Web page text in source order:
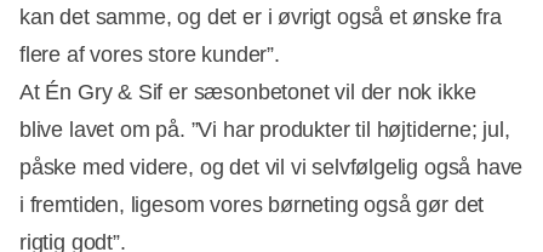
kan det samme, og det er i øvrigt også et ønske fra
flere af vores store kunder”.
At Én Gry & Sif er sæsonbetonet vil der nok ikke
blive lavet om på. ”Vi har produkter til højtiderne; jul,
påske med videre, og det vil vi selvfølgelig også have
i fremtiden, ligesom vores børneting også gør det
rigtig godt”.